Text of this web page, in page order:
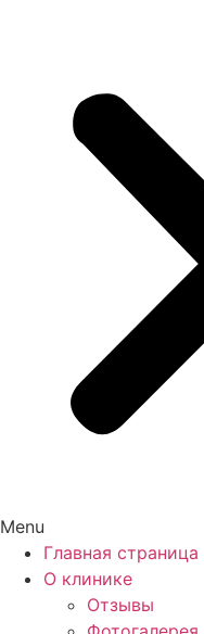
Menu
Главная страница
О клинике
Отзывы